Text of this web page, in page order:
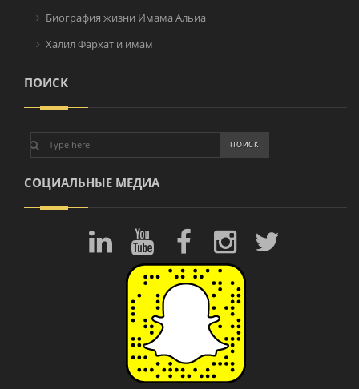
Биография жизни Имама Альиа
Халил Фархат и имам
ПОИСК
СОЦИАЛЬНЫЕ МЕДИА